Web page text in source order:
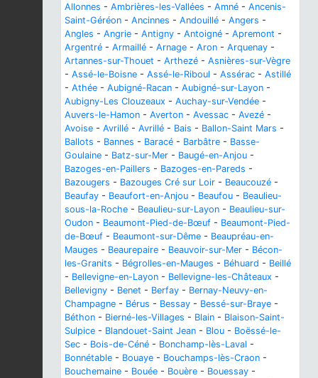
Allonnes - Ambrières-les-Vallées - Amné - Ancenis-
Saint-Géréon - Ancinnes - Andouillé - Angers -
Angles - Angrie - Antigny - Antoigné - Apremont -
Argentré - Armaillé - Arnage - Aron - Arquenay -
Artannes-sur-Thouet - Arthezé - Asnières-sur-Vègre
- Assé-le-Boisne - Assé-le-Riboul - Assérac - Astillé
- Athée - Aubigné-Racan - Aubigné-sur-Layon -
Aubigny-Les Clouzeaux - Auchay-sur-Vendée -
Auvers-le-Hamon - Averton - Avessac - Avezé -
Avoise - Avrillé - Avrillé - Bais - Ballon-Saint Mars -
Ballots - Bannes - Baracé - Barbâtre - Basse-
Goulaine - Batz-sur-Mer - Baugé-en-Anjou -
Bazoges-en-Paillers - Bazoges-en-Pareds -
Bazougers - Bazouges Cré sur Loir - Beaucouzé -
Beaufay - Beaufort-en-Anjou - Beaufou - Beaulieu-
sous-la-Roche - Beaulieu-sur-Layon - Beaulieu-sur-
Oudon - Beaumont-Pied-de-Bœuf - Beaumont-Pied-
de-Bœuf - Beaumont-sur-Dême - Beaupréau-en-
Mauges - Beaurepaire - Beauvoir-sur-Mer - Bécon-
les-Granits - Bégrolles-en-Mauges - Béhuard - Beillé
- Bellevigne-en-Layon - Bellevigne-les-Châteaux -
Bellevigny - Benet - Berfay - Bernay-Neuvy-en-
Champagne - Bérus - Bessay - Bessé-sur-Braye -
Béthon - Bierné-les-Villages - Blain - Blaison-Saint-
Sulpice - Blandouet-Saint Jean - Blou - Boëssé-le-
Sec - Bois-de-Céné - Bonchamp-lès-Laval -
Bonnétable - Bouaye - Bouchamps-lès-Craon -
Bouchemaine - Bouée - Bouère - Bouessay -